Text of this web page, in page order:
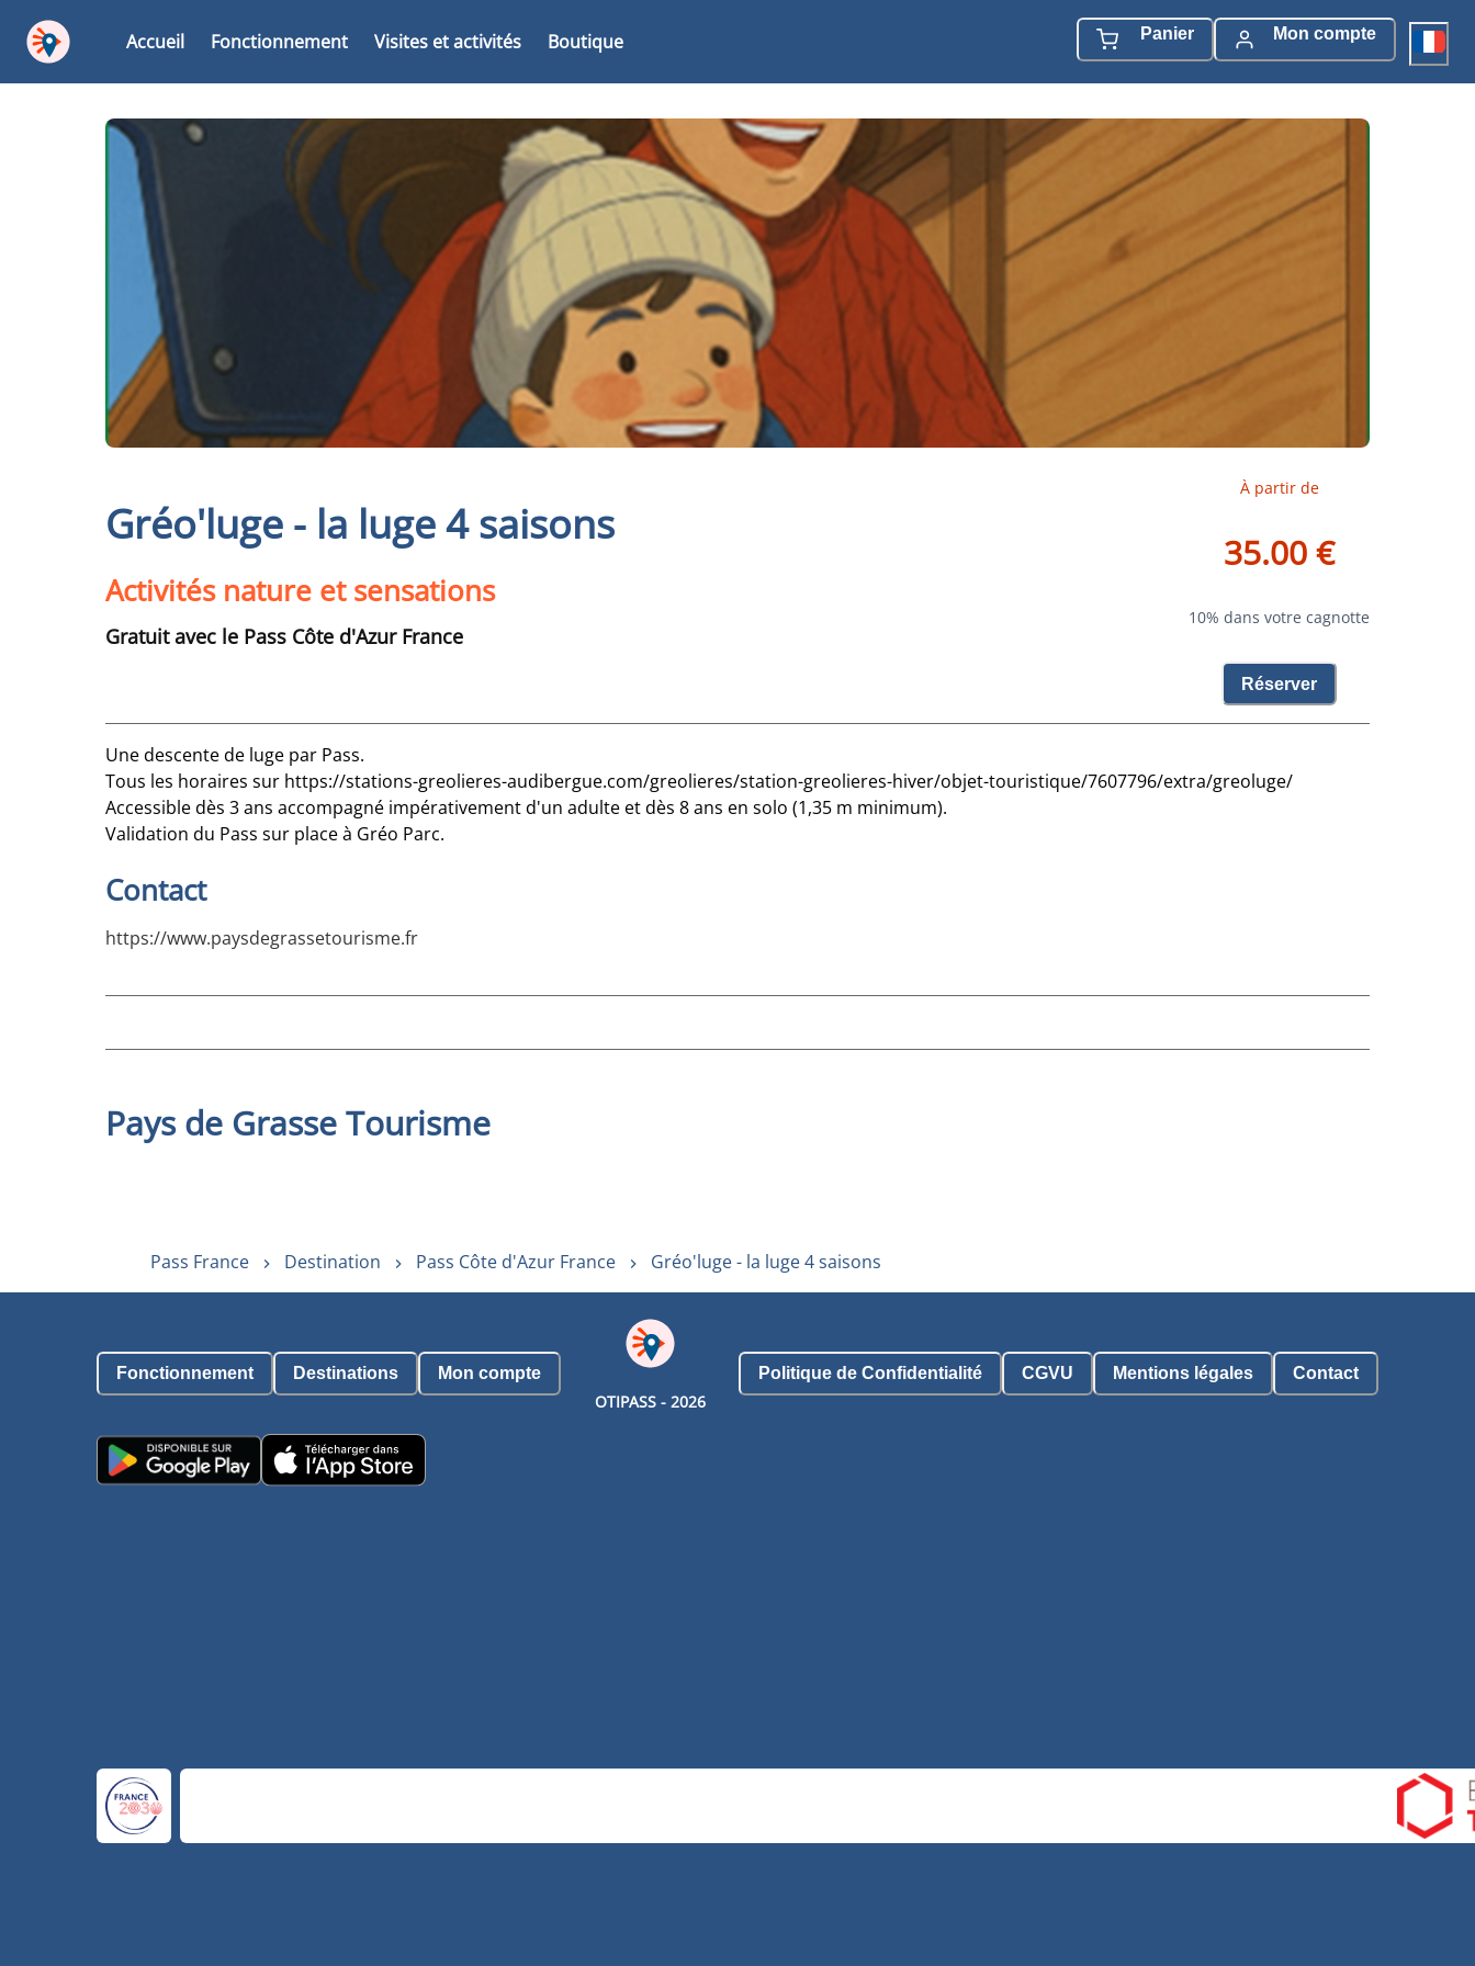
Accueil Fonctionnement Visites et activités Boutique Panier Mon compte
Gréo'luge - la luge 4 saisons
Activités nature et sensations
Gratuit avec le Pass Côte d'Azur France
À partir de
35.00 €
10% dans votre cagnotte
Réserver
Une descente de luge par Pass.
Tous les horaires sur https://stations-greolieres-audibergue.com/greolieres/station-greolieres-hiver/objet-touristique/7607796/extra/greoluge/
Accessible dès 3 ans accompagné impérativement d'un adulte et dès 8 ans en solo (1,35 m minimum).
Validation du Pass sur place à Gréo Parc.
Contact
https://www.paysdegrassetourisme.fr
Pays de Grasse Tourisme
Pass France Destination Pass Côte d'Azur France Gréo'luge - la luge 4 saisons
Fonctionnement Destinations Mon compte
OTIPASS - 2026
Politique de Confidentialité CGVU Mentions légales Contact